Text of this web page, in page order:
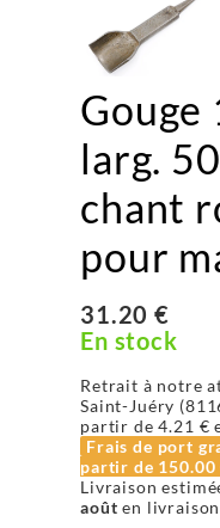
Gouge
larg.
chant
pour
31.20 €
En stock
Retrait à notre
Saint-Juéry
partir de4.21 €
Frais de port
partir de 150.00
Livraison
août en